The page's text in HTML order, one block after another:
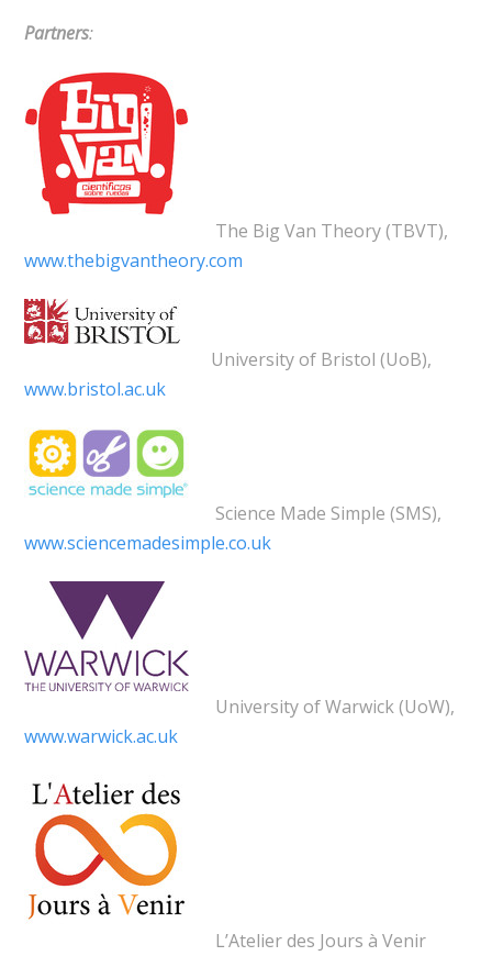
Partners:
The Big Van Theory (TBVT),
www.thebigvantheory.com
University of Bristol (UoB),
www.bristol.ac.uk
Science Made Simple (SMS),
www.sciencemadesimple.co.uk
University of Warwick (UoW),
www.warwick.ac.uk
L’Atelier des Jours à Venir